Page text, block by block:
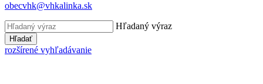
obecvhk@vhkalinka.sk
Hľadaný výraz
Hľadať
rozšírené vyhľadávanie